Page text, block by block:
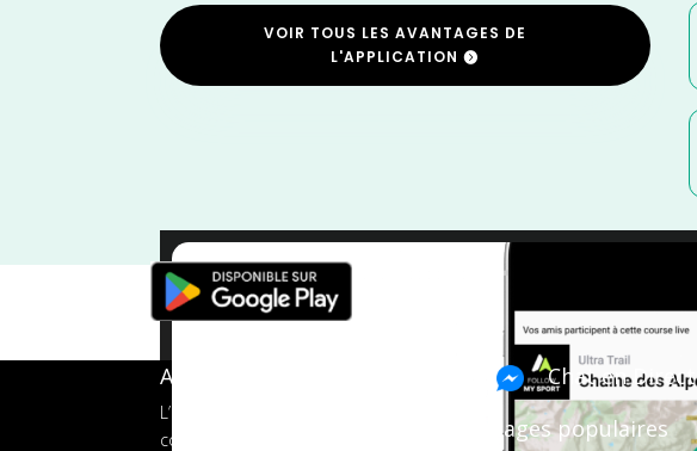
VOIR TOUS LES AVANTAGES DE
L'APPLICATION
Seine Maritime
A propos de FMS
L’application tout-en-un pour les
coureurs
Chat en Direct
Pages populaires